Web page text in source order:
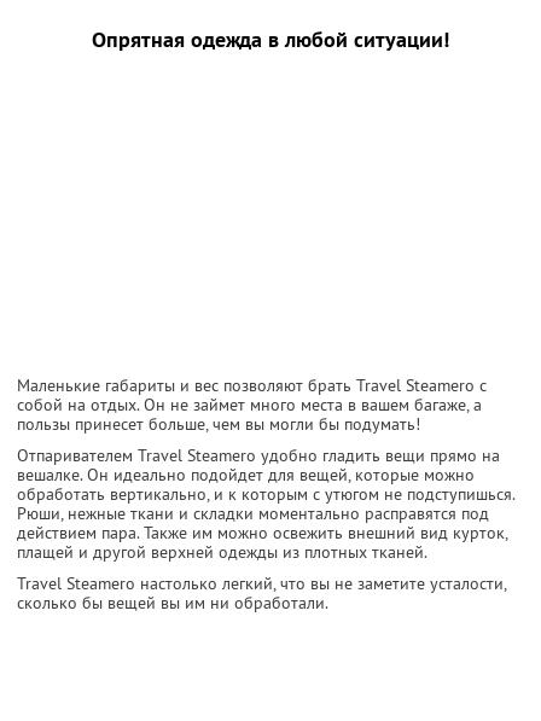
Опрятная одежда в любой ситуации!
Маленькие габариты и вес позволяют брать Travel Steamerо с
собой на отдых. Он не займет много места в вашем багаже, а
пользы принесет больше, чем вы могли бы подумать!
Отпаривателем Travel Steamerо удобно гладить вещи прямо на
вешалке. Он идеально подойдет для вещей, которые можно
обработать вертикально, и к которым с утюгом не подступишься.
Рюши, нежные ткани и складки моментально расправятся под
действием пара. Также им можно освежить внешний вид курток,
плащей и другой верхней одежды из плотных тканей.
Travel Steamerо настолько легкий, что вы не заметите усталости,
сколько бы вещей вы им ни обработали.